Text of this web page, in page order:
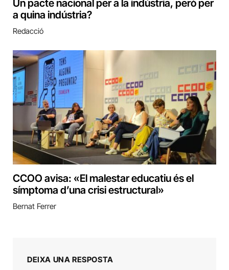
Un pacte nacional per a la indústria, però per
a quina indústria?
Redacció
CCOO avisa: «El malestar educatiu és el
símptoma d’una crisi estructural»
Bernat Ferrer
DEIXA UNA RESPOSTA